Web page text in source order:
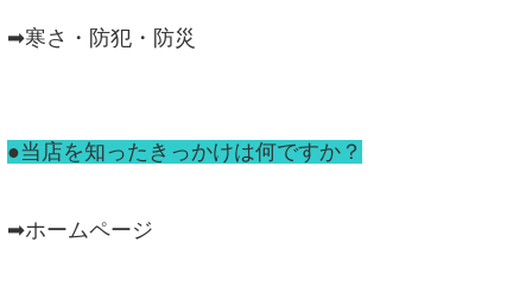
➡寒さ・防犯・防災
●当店を知ったきっかけは何ですか？
➡ホームページ